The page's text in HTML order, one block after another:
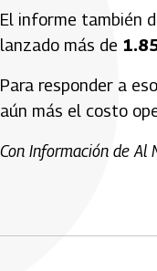
El informe también
lanzado más de
Para responder a
aún más el costo
Con Información de Al